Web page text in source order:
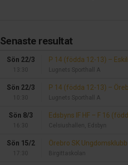
Senaste resultat
Sön 22/3
13:30
P 14 (födda 12-13) –
Lugnets Sporthall A
Sön 22/3
10:30
P 14 (födda 12-13) –
Lugnets Sporthall A
Sön 8/3
16:30
Edsbyns IF HF – F 16
Celsiushallen, Edsbyn
Sön 15/2
17:30
Örebro SK
Birgittaskolan